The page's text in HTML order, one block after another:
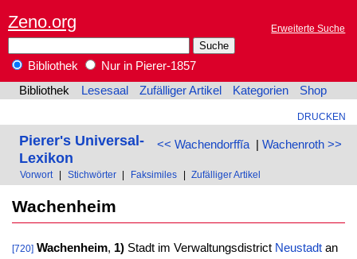
Zeno.org Erweiterte Suche
Bibliothek
Nur in Pierer-1857
Bibliothek
Lesesaal Zufälliger Artikel Kategorien Shop
DRUCKEN
<< Wachendorffĭa| Wachenroth >>
Pierer's Universal-
Lexikon
Vorwort Stichwörter Faksimiles Zufälliger Artikel
Wachenheim
[720] Wachenheim, 1)Stadt im Verwaltungsdistrict Neustadtan